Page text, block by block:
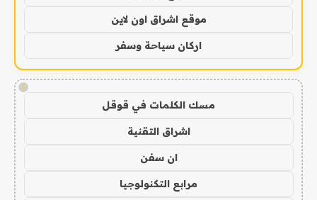
موقع اشراق اون لاين
اركان سياحة وسفر
!
مسك الكلمات في قوقل
اشراق التقنية
ان سفن
مرابع التكنولوجيا